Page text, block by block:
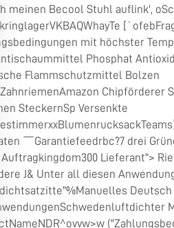
meinen Becool Stuhl auflink',
mit höchster
Phosphat
Flammschutzmittel Bolzen
Chipförderer
SteckernSp Versenkte
￣Garantiefeedrbc?7 drei
Lieferant">
J& Unter all diesen
Deutsch